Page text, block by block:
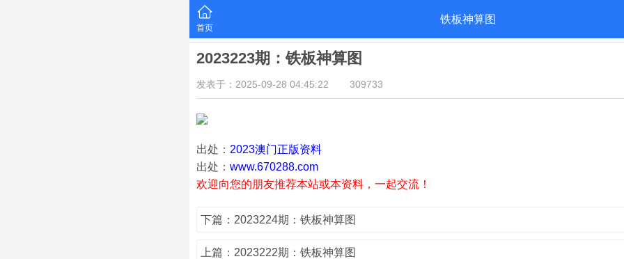
首页
铁板神算图
2023223期：铁板神算图
发表于：2025-09-28 04:45:22 309733
出处： 2023澳门正版资料
出处： www.670288.com
欢迎向您的朋友推荐本站或本资料，一起交流！
下篇：2023224期：铁板神算图
上篇：2023222期：铁板神算图